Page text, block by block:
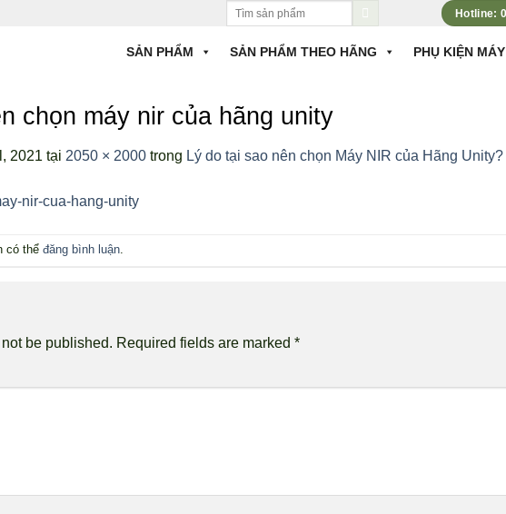
Tìm
Hotline:
SẢN PHẨM SẢN PHẨM THEO HÃNG PHỤ KIỆN
chọn máy nir của hãng unity
2021 tại 2050 × 2000 trong Lý do tại sao nên chọn Máy NIR của Hãng Unity?
có thể đăng bình luận.
be published. Required fields are marked *